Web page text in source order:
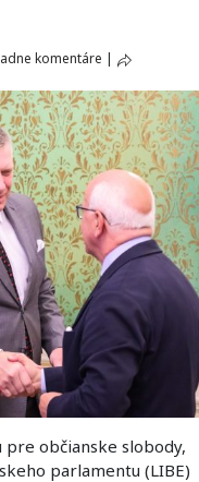
komentáre |
občianske slobody,
parlamentu (LIBE)